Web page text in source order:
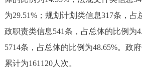
为29.51%；规划计划类信息317条，占
政职责类信息541条，占总体的比例为
5714条，占总体的比例为48.65%。政
累计为161120人次。